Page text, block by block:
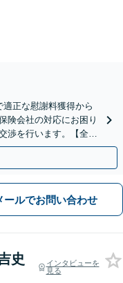
適正な慰謝料獲得から
険会社の対応にお困り
渉を行います。【全国
ールでお問い合わせ
史
インタビューを
見る